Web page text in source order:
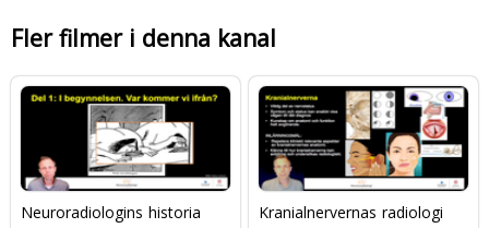
Fler filmer i denna kanal
Neuroradiologins historia Kranialnervernas radiologi